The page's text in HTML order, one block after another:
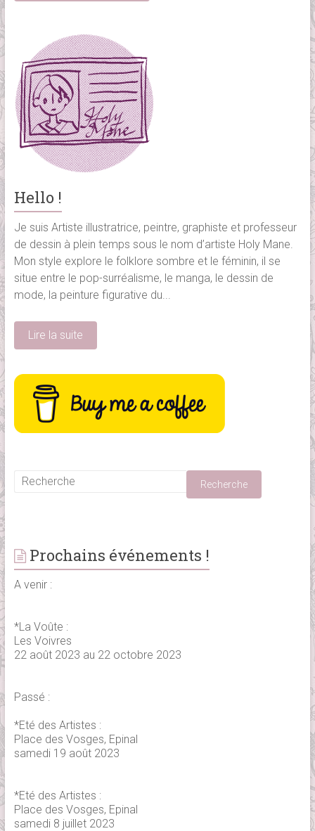
Hello !
Je suis Artiste illustratrice, peintre, graphiste et professeur
de dessin à plein temps sous le nom d’artiste Holy Mane.
Mon style explore le folklore sombre et le féminin, il se
situe entre le pop-surréalisme, le manga, le dessin de
mode, la peinture figurative du...
Lire la suite
Prochains événements !
A venir :
*La Voûte :
Les Voivres
22 août 2023 au 22 octobre 2023
Passé :
*Eté des Artistes :
Place des Vosges, Epinal
samedi 19 août 2023
*Eté des Artistes :
Place des Vosges, Epinal
samedi 8 juillet 2023